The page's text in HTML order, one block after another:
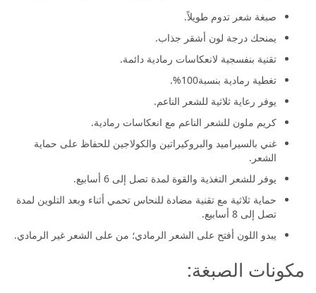
صبغة شعر تدوم طويلاً.
يمنحك درجة لون أشقر جذاب.
تقنية بنفسجية لانعكاسات رمادية دائمة.
تغطية رمادية بنسبة100%.
يوفر رعاية ثلاثية للشعر الناعم.
كريم ملون للشعر الناعم مع انعكاسات رمادية.
غني بالسيراميد والبروكيراتين والكولاجين للحفاظ على حماية
الشعر.
يوفر للشعر التغذية والقوة لمدة تصل إلى 6 أسابيع.
حماية ثلاثية مع تقنية مضادة للنحاس تحمي أثناء وبعد التلوين لمدة
تصل إلى 8 أسابيع.
يبدو اللون أفتح على الشعر الرمادي؛ من على الشعر غير الرمادي.
مكونات الصبغة: